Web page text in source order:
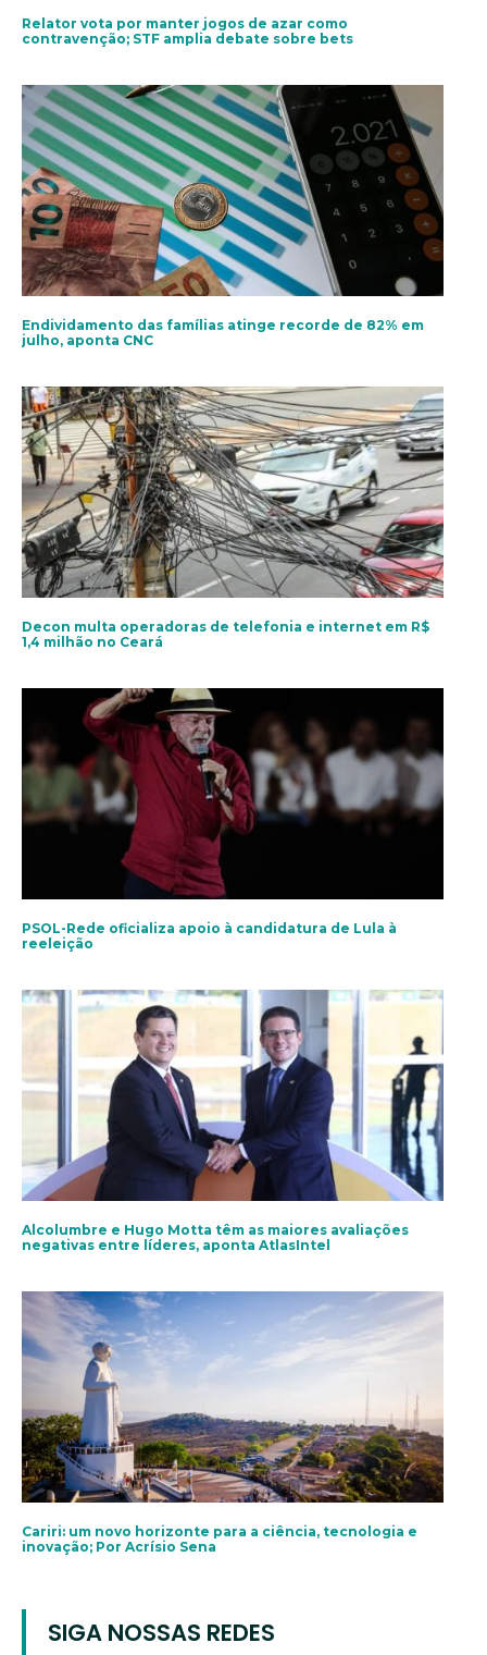
Relator vota por manter jogos de azar como
contravenção; STF amplia debate sobre bets
Endividamento das famílias atinge recorde de 82% em
julho, aponta CNC
Decon multa operadoras de telefonia e internet em R$
1,4 milhão no Ceará
PSOL-Rede oficializa apoio à candidatura de Lula à
reeleição
Alcolumbre e Hugo Motta têm as maiores avaliações
negativas entre líderes, aponta AtlasIntel
Cariri: um novo horizonte para a ciência, tecnologia e
inovação; Por Acrísio Sena
SIGA NOSSAS REDES